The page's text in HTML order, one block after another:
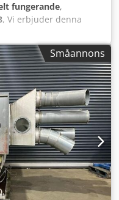
fungerande,
, Vi erbjuder denna
CA 220-010 tvåfas
CA 220-010
Am Tokr
cylindrokonisk
Trumdiameter:
Cyclo-växellåda
Anslutningseffekt: 15
information är du
eller telefon.
Småannons